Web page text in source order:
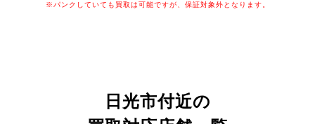
※パンクしていても買取は可能ですが、保証対象外となります。
日光市付近の